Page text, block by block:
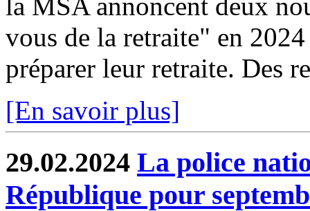
vous de la retraite" en
préparer leur retraite. Des
[En savoir plus]
29.02.2024 La police
République pour